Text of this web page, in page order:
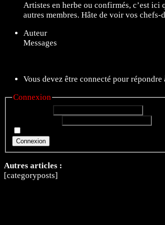
Artistes en herbe ou confirmés, c’est ici
autres membres. Hâte de voir vos chefs-
Auteur
Messages
Vous devez être connecté pour répondre
Connexion
Connexion
Autres articles :
[categoryposts]